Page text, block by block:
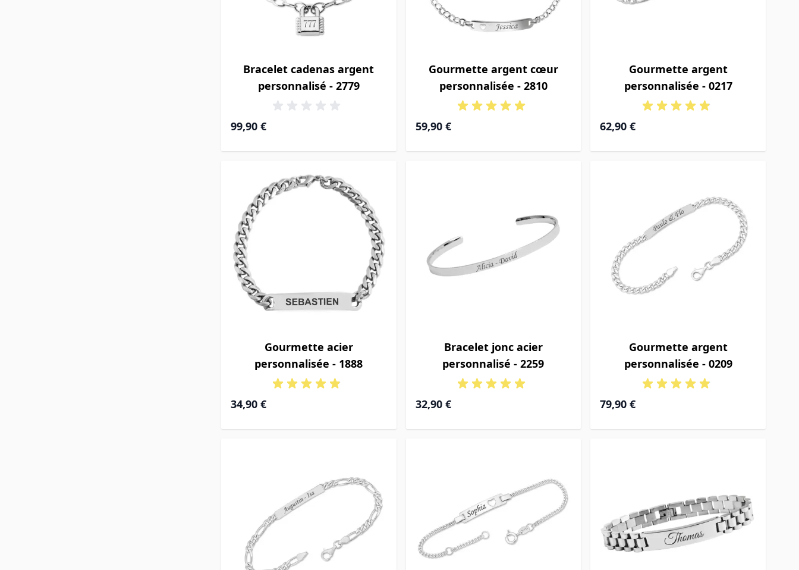
Bracelet cadenas argent
personnalisé - 2779
99,90 €
Gourmette argent cœur
personnalisée - 2810
59,90 €
Gourmette argent
personnalisée - 0217
À partir de
62,90 €
Gourmette acier
personnalisée - 1888
34,90 €
Bracelet jonc acier
personnalisé - 2259
32,90 €
Gourmette argent
personnalisée - 0209
À partir de
79,90 €